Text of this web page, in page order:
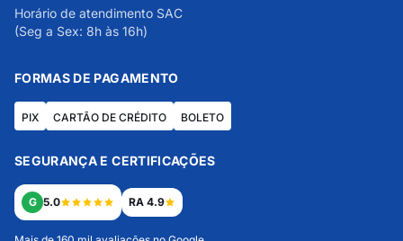
Horário de atendimento SAC
(Seg a Sex: 8h às 16h)
FORMAS DE PAGAMENTO
PIX CARTÃO DE CRÉDITO BOLETO
SEGURANÇA E CERTIFICAÇÕES
G 5.0 RA 4.9